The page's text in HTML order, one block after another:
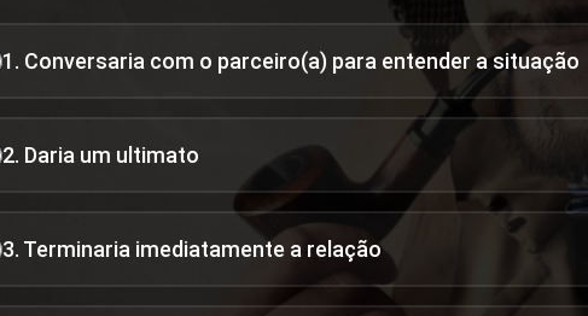
1. Conversaria com o parceiro(a) para entender a situação
2. Daria um ultimato
3. Terminaria imediatamente a relação